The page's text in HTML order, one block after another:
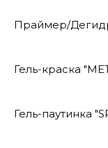
Праймер/
Гель-краска
Гель-паутинка